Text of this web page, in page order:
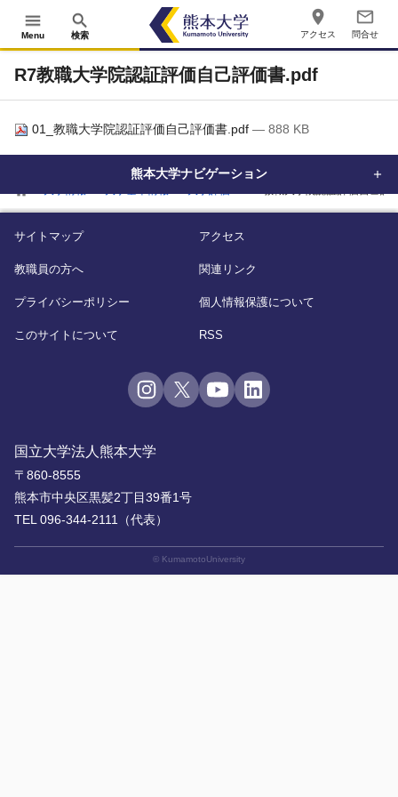
menu
Menu
search
検索
place
アクセス
mail_outline
問合せ
home
R7教職大学院認証評価自己評価書.pdf
01_教職大学院認証評価自己評価書.pdf — 888 KB
熊本大学ナビゲーション
国立大学法人熊本大学
〒860-8555
熊本市中央区黒髪2丁目39番1号
TEL 096-344-2111（代表）
サイトマップ アクセス
教職員の方へ 関連リンク
プライバシーポリシー 個人情報保護について
このサイトについて RSS
© KumamotoUniversity